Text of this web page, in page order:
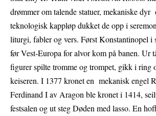
drømmer om talende statuer, mekaniske dyr
teknologisk kappløp dukket de opp i
liturgi, fabler og vers. Først Konstantinopel i
før Vest-Europa for alvor kom på banen. Ur
figurer spilte tromme og trompet, gikk i ring
keiseren. I 1377 kronet en mekanisk engel
Ferdinand I av Aragon ble kronet i 1414,
festsalen og ut steg Døden med lasso. En